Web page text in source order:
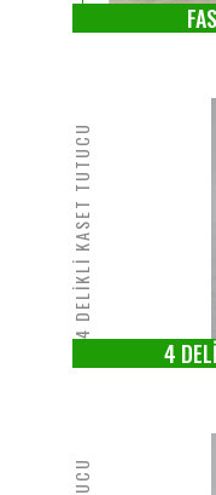
4 DELİKLİ KASET TUTUCU
4